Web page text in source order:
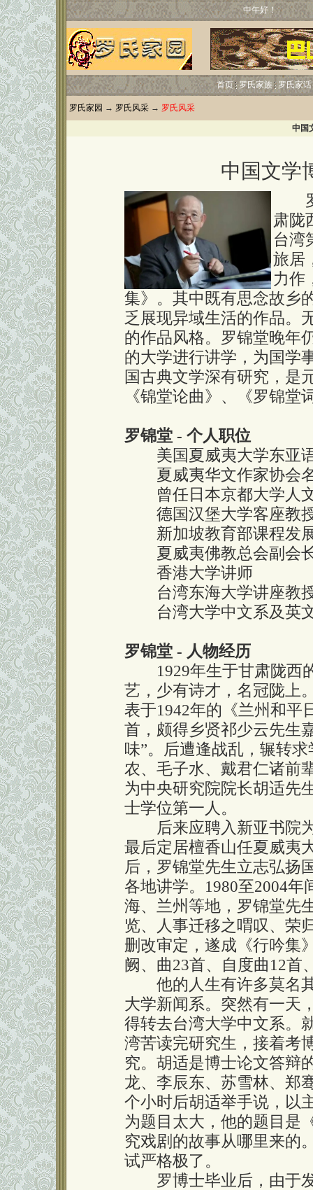
中午好！
首页 罗氏家族 罗氏家话
罗氏家园 → 罗氏风采 → 罗氏风采
中国
中国文学
罗
肃陇
台湾
旅居
力作
集》。其中既有思念故乡
乏展现异域生活的作品。
的作品风格。罗锦堂晚年
的大学进行讲学，为国学
国古典文学深有研究，是
《锦堂论曲》、《罗锦堂
罗锦堂 - 个人职位
美国夏威夷大学东亚
夏威夷华文作家协会
曾任日本京都大学人
德国汉堡大学客座教
新加坡教育部课程发
夏威夷佛教总会副会
香港大学讲师
台湾东海大学讲座教
台湾大学中文系及英
罗锦堂 - 人物经历
1929年生于甘肃陇西
艺，少有诗才，名冠陇上
表于1942年的《兰州和平
首，颇得乡贤祁少云先生
味”。后遭逢战乱，辗转
农、毛子水、戴君仁诸前
为中央研究院院长胡适先
士学位第一人。
后来应聘入新亚书院为
最后定居檀香山任夏威夷
后，罗锦堂先生立志弘扬
各地讲学。1980至2004
海、兰州等地，罗锦堂先
览、人事迁移之喟叹、荣
删改审定，遂成《行吟集
阙、曲23首、自度曲12首
他的人生有许多莫名其
大学新闻系。突然有一天
得转去台湾大学中文系。
湾苦读完研究生，接着考
究。胡适是博士论文答辩
龙、李辰东、苏雪林、郑
个小时后胡适举手说，以
为题目太大，他的题目是
究戏剧的故事从哪里来的
试严格极了。
罗博士毕业后，由于发